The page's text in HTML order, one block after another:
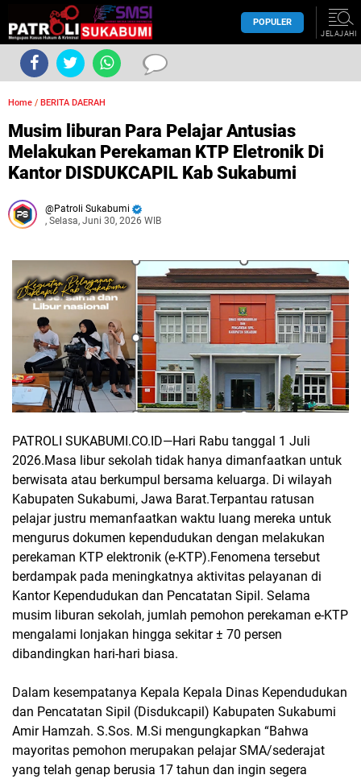
POPULER
JELAJAHI
Home / BERITA DAERAH
Musim liburan Para Pelajar Antusias
Melakukan Perekaman KTP Eletronik Di
Kantor DISDUKCAPIL Kab Sukabumi
Patroli Sukabumi
, Selasa, Juni 30, 2026 WIB
PATROLI SUKABUMI.CO.ID—Hari Rabu tanggal 1 Juli
2026.Masa libur sekolah tidak hanya dimanfaatkan untuk
berwisata atau berkumpul bersama keluarga. Di wilayah
Kabupaten Sukabumi, Jawa Barat.Terpantau ratusan
pelajar justru memanfaatkan waktu luang mereka untuk
mengurus dokumen kependudukan dengan melakukan
perekaman KTP elektronik (e-KTP).Fenomena tersebut
berdampak pada meningkatnya aktivitas pelayanan di
Kantor Kependudukan dan Pencatatan Sipil. Selama
musim liburan sekolah, jumlah pemohon perekaman e-KTP
mengalami lonjakan hingga sekitar ± 70 persen
dibandingkan hari-hari biasa.
Dalam kesempatanya Kepala Kepala Dinas Kependudukan
dan Pencatatan Sipil (Disdukcapil) Kabupaten Sukabumi
Amir Hamzah. S.Sos. M.Si mengungkapkan “Bahwa
mayoritas pemohon merupakan pelajar SMA/sederajat
yang telah genap berusia 17 tahun dan ingin segera